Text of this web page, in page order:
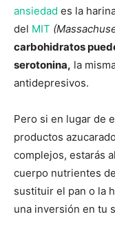
ansiedad es la
del MIT
carbohidratos
serotonina, la
antidepresivos.
Pero si en lugar de
productos
complejos, estarás
cuerpo nutrientes
sustituir el pan o la
una inversión en tu